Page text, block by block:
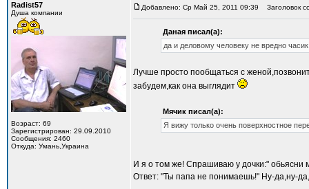
Radist57
Душа компании
Возраст: 69
Зарегистрирован: 29.09.2010
Сообщения: 2460
Откуда: Умань,Украина
Добавлено: Ср Май 25, 2011 09:39 Заголовок
Даная писал(а):
да и деловому человеку не вредно
Лучше просто пообщаться с
забудем,как она выглядит
Мячик писал(а):
Я вижу только очень поверхностное
И я о том же! Спрашиваю у дочки:" обьясни
Ответ: "Ты папа не понимаешь!" Ну-да,ну-